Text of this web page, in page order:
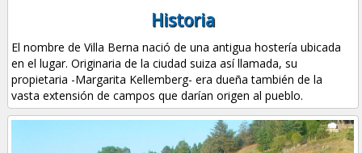
Historia
El nombre de Villa Berna nació de una antigua hostería ubicada
en el lugar. Originaria de la ciudad suiza así llamada, su
propietaria -Margarita Kellemberg- era dueña también de la
vasta extensión de campos que darían origen al pueblo.